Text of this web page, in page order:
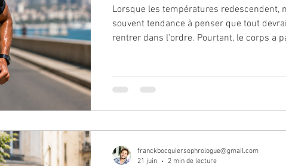
Lorsque les températures redescendent,
souvent tendance à penser que tout
rentrer dans l'ordre. Pourtant, le corps a
franckbocquiersophrologue@gmail.com
21 juin
2 min de lecture